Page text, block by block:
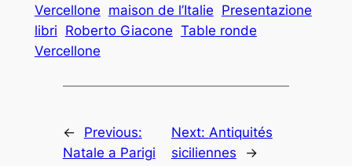
Vercellone maison de l’Italie Presentazione
libri Roberto Giacone Table ronde
Vercellone
←
Previous:
Natale a Parigi
Next: Antiquités
siciliennes
→